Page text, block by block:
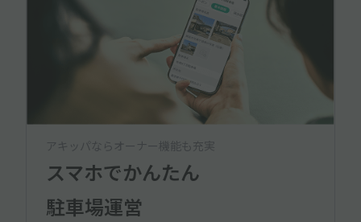
アキッパならオーナー機能も充実
スマホでかんたん
駐車場運営